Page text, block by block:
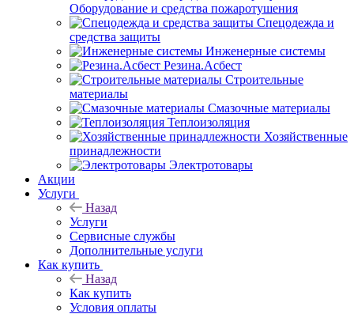
Оборудование и средства пожаротушения
Спецодежда и
средства защиты
Инженерные системы
Резина.Асбест
Строительные
материалы
Смазочные материалы
Теплоизоляция
Хозяйственные
принадлежности
Электротовары
Акции
Услуги
Назад
Услуги
Сервисные службы
Дополнительные услуги
Как купить
Назад
Как купить
Условия оплаты